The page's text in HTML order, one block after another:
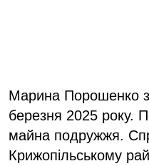
Марина Порошенко
березня 2025 року.
майна подружжя.
Крижопільському